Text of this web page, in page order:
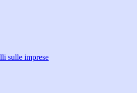
sulle imprese